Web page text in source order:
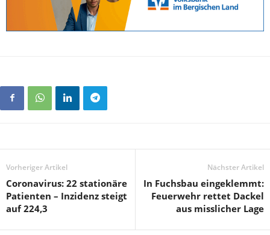
Vorheriger Artikel
Coronavirus: 22 stationäre
Patienten – Inzidenz steigt
auf 224,3
Nächster Artikel
In Fuchsbau eingeklemmt:
Feuerwehr rettet Dackel
aus misslicher Lage